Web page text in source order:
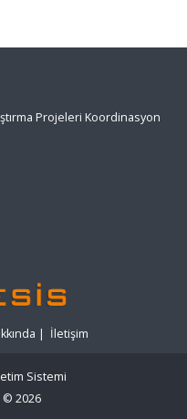
Projeleri Koordinasyon
| İletişim
Sistemi
© 2026